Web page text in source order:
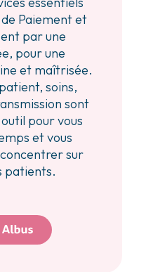
Paiement et
par une
pour une
et maîtrisée.
soins,
sont
pour vous
et vous
sur
patients.